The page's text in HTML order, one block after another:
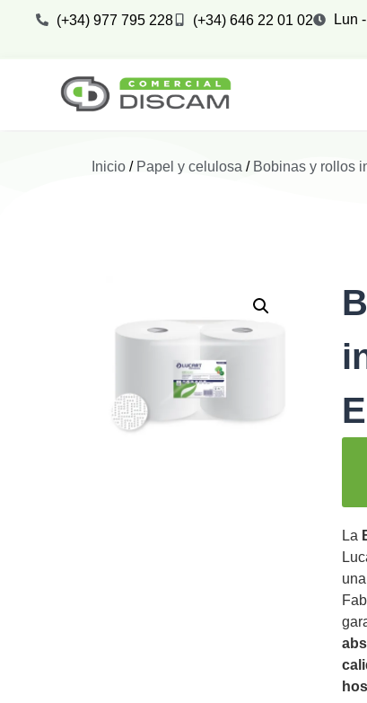
(+34) 977 795 228 (+34) 646 22 01 02 Lun
Inicio / Papel y celulosa / Bobinas y rollos
La
una